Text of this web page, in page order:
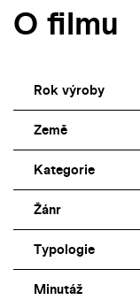
O filmu
Rok výroby
Země
Kategorie
Žánr
Typologie
Minutáž